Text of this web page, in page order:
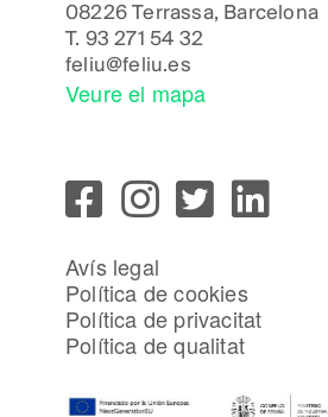
08226 Terrassa, Barcelona
T. 93 271 54 32
feliu@feliu.es
Veure el mapa
Avís legal
Política de cookies
Política de privacitat
Política de qualitat